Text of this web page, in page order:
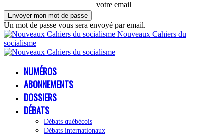
votre email
Un mot de passe vous sera envoyé par email.
Nouveaux Cahiers du
socialisme
NUMÉROS
ABONNEMENTS
DOSSIERS
DÉBATS
Débats québécois
Débats internationaux